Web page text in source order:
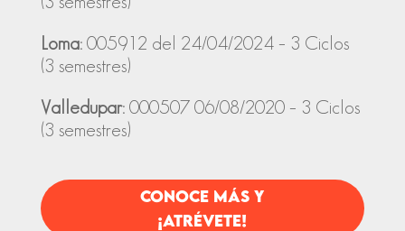
Loma:005912 del 24/04/2024 – 3 Ciclos
(3 semestres)
Valledupar:000507 06/08/2020 – 3 Ciclos
(3 semestres)
CONOCE MÁS Y
¡ATRÉVETE!